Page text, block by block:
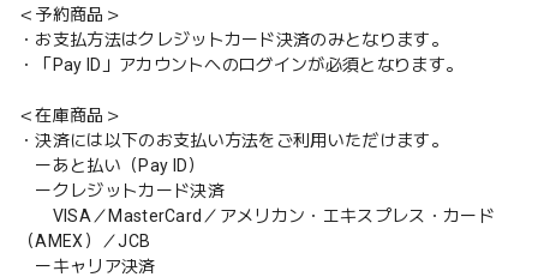
＜予約商品＞
・お支払方法はクレジットカード決済のみとなります。
・「Pay ID」アカウントへのログインが必須となります。
＜在庫商品＞
・決済には以下のお支払い方法をご利用いただけます。
ーあと払い（Pay ID）
ークレジットカード決済
VISA／MasterCard／アメリカン・エキスプレス・カード
（AMEX）／JCB
ーキャリア決済